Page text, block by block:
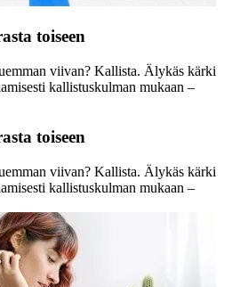
toiseen
viivan? Kallista. Älykäs kärki
kallistuskulman mukaan –
toiseen
viivan? Kallista. Älykäs kärki
kallistuskulman mukaan –